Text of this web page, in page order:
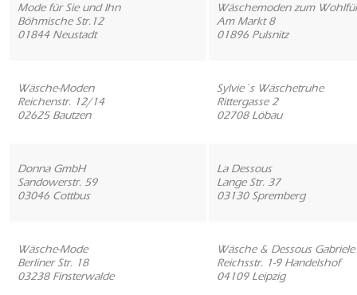
Mode für Sie und Ihn
Böhmische Str.12
01844 Neustadt
Wäschemoden zum
Am Markt 8
01896 Pulsnitz
Wäsche-Moden
Reichenstr. 12/14
02625 Bautzen
Sylvie´s Wäschetruhe
Rittergasse 2
02708 Löbau
Donna GmbH
Sandowerstr. 59
03046 Cottbus
La Dessous
Lange Str. 37
03130 Spremberg
Wäsche-Mode
Berliner Str. 18
03238 Finsterwalde
Wäsche & Dessous
Reichsstr. 1-9 Handelshof
04109 Leipzig